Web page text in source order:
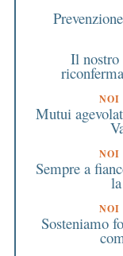
Il nostro
NOI
Mutui
NOI
Sempre a
NOI
Sosteniamo